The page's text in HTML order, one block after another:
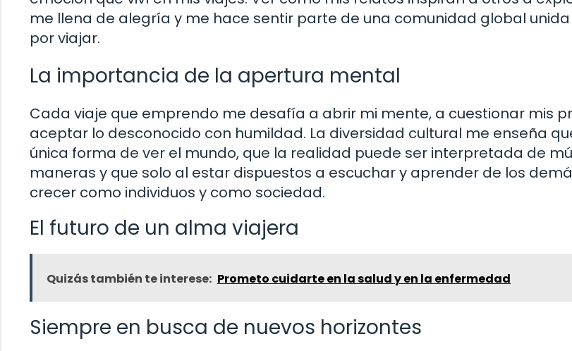
me llena de alegría y me hace sentir parte de una comunidad global
por viajar.
La importancia de la apertura mental
Cada viaje que emprendo me desafía a abrir mi mente, a cuestionar mis
aceptar lo desconocido con humildad. La diversidad cultural me enseña
única forma de ver el mundo, que la realidad puede ser interpretada de
maneras y que solo al estar dispuestos a escuchar y aprender de los
crecer como individuos y como sociedad.
El futuro de un alma viajera
Quizás también te interese: Prometo cuidarte en la salud y en la enfermedad
Siempre en busca de nuevos horizontes